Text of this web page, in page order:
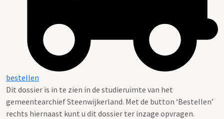
bestellen
Dit dossier is in te zien in de studieruimte van het
gemeentearchief Steenwijkerland. Met de button ‘Bestellen’
rechts hiernaast kunt u dit dossier ter inzage opvragen.